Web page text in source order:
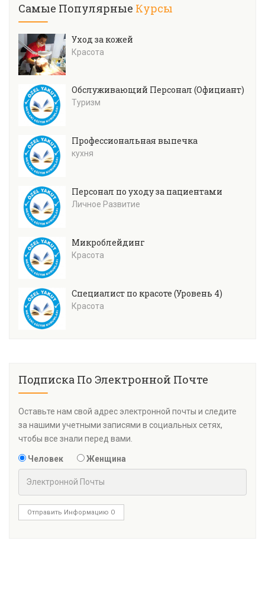
Самые Популярные Курсы
Уход за кожей
Красота
Обслуживающий Персонал (Официант)
Туризм
Профессиональная выпечка
кухня
Персонал по уходу за пациентами
Личное Развитие
Микроблейдинг
Красота
Специалист по красоте (Уровень 4)
Красота
Подписка По Электронной Почте
Оставьте нам свой адрес электронной почты и следите
за нашими учетными записями в социальных сетях,
чтобы все знали перед вами.
Человек Женщина
Отправить Информацию О